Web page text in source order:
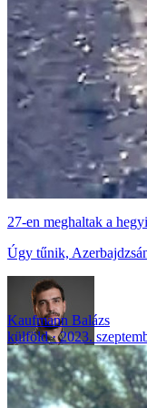
27-en meghaltak a
Úgy tűnik,
Kaufmann Balázs
külföld
2023.